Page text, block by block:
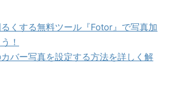
くする無料ツール『Fotor』で写真加
！
バー写真を設定する方法を詳しく解